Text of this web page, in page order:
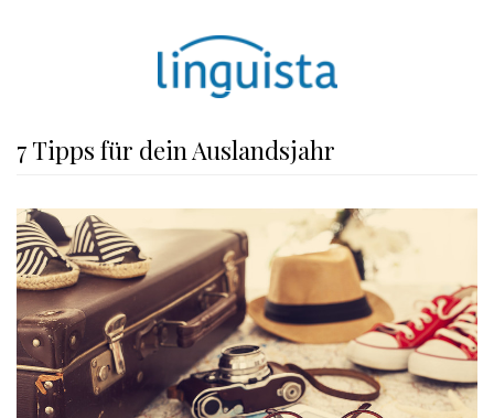
7 Tipps für dein Auslandsjahr